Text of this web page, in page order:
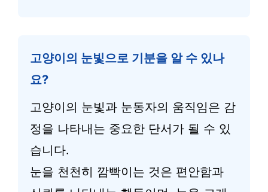
고양이의 눈빛으로 기분을 알 수 있나
요?
고양이의 눈빛과 눈동자의 움직임은 감
정을 나타내는 중요한 단서가 될 수 있
습니다.
눈을 천천히 깜빡이는 것은 편안함과